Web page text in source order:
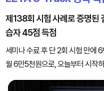
제138회 시험 사례로 증명된
습자 45점 득점
세미나 수료 후 단 2회 시험 만에
월 6만5천원으로, 오늘부터 시작